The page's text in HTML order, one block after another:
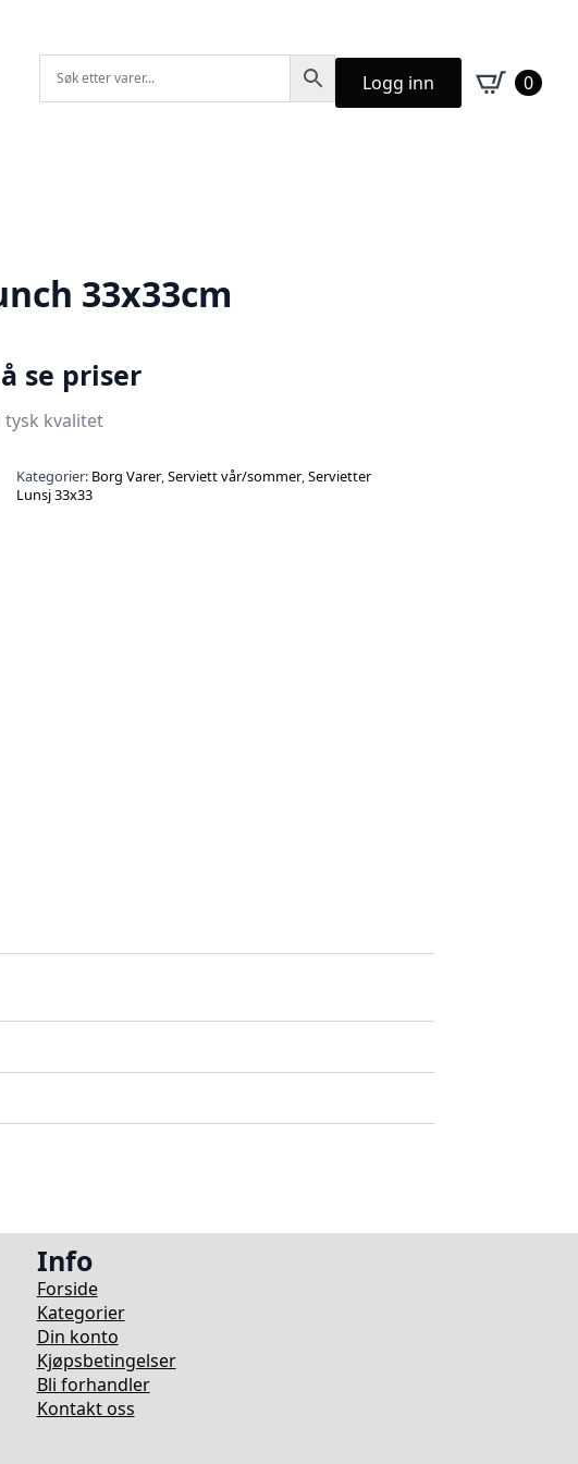
Logg inn 0
33x33cm
se priser
tysk kvalitet
Kategorier: Borg Varer,Serviett vår/sommer,Servietter
Lunsj 33x33
Info
Forside
Kategorier
Din konto
Kjøpsbetingelser
Bli forhandler
Kontakt oss